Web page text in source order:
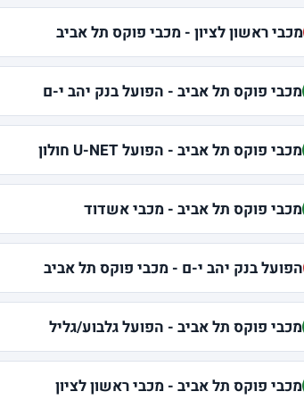
מכבי ראשון לציון - מכבי פוקס תל אביב
מכבי פוקס תל אביב - הפועל בנק יהב י-ם
מכבי פוקס תל אביב - הפועל U-NET חולון
מכבי פוקס תל אביב - מכבי אשדוד
הפועל בנק יהב י-ם - מכבי פוקס תל אביב
מכבי פוקס תל אביב - הפועל גלבוע/גליל
מכבי פוקס תל אביב - מכבי ראשון לציון